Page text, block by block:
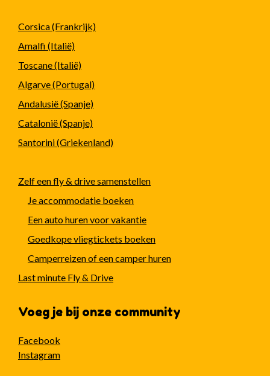
Corsica (Frankrijk)
Amalfi (Italië)
Toscane (Italië)
Algarve (Portugal)
Andalusië (Spanje)
Catalonië (Spanje)
Santorini (Griekenland)
Zelf een fly & drive samenstellen
Je accommodatie boeken
Een auto huren voor vakantie
Goedkope vliegtickets boeken
Camperreizen of een camper huren
Last minute Fly & Drive
Voeg je bij onze community
Facebook
Instagram